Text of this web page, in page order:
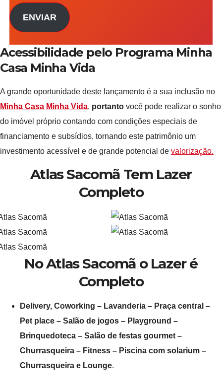
ENVIAR
Acessibilidade pelo Programa Minha
Casa Minha Vida
A grande oportunidade deste lançamento é a sua inclusão no
Minha Casa Minha Vida, portanto você pode realizar o sonho
do imóvel próprio contando com condições especiais de
financiamento e subsídios, tornando este patrimônio um
investimento acessível e de grande potencial de valorização.
Atlas Sacomã Tem Lazer
Completo
No Atlas Sacomã o Lazer é
Completo
Delivery, Coworking – Lavanderia – Praça central –
Pet place – Salão de jogos – Playground –
Brinquedoteca – Salão de festas gourmet –
Churrasqueira – Fitness – Piscina com solarium –
Churrasqueira e Lounge.